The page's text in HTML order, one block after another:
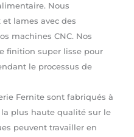
Nous
lames avec des
machines CNC. Nos
finition super lisse pour
le processus de
Fernite sont fabriqués à
la plus haute qualité sur le
peuvent travailler en